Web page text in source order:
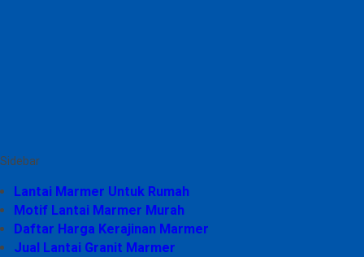
Sidebar
Lantai Marmer Untuk Rumah
Motif Lantai Marmer Murah
Daftar Harga Kerajinan Marmer
Jual Lantai Granit Marmer